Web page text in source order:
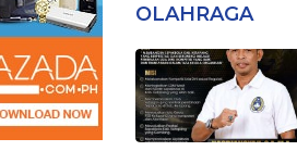
OLAHRAGA